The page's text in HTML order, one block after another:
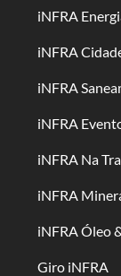
iNFRA
iNFRA
iNFRA
iNFRA
iNFRA Na
iNFRA
iNFRA Óleo
Giro iNFRA